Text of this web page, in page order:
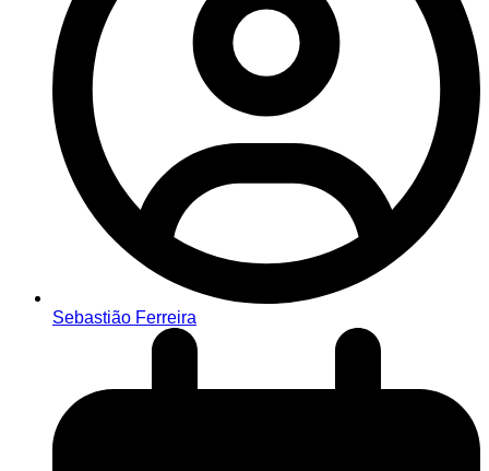
Sebastião Ferreira